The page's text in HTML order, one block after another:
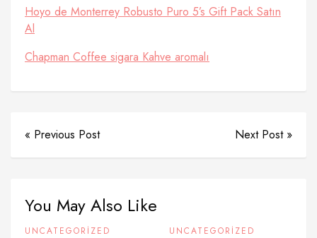
Hoyo de Monterrey Robusto Puro 5’s Gift Pack Satın
Al
Chapman Coffee sigara Kahve aromalı
« Previous Post Next Post »
You May Also Like
UNCATEGORIZED UNCATEGORIZED